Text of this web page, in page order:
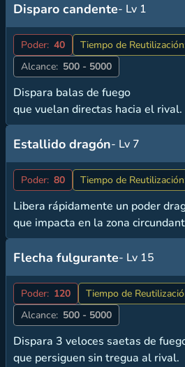
Disparo candente- Lv 1
Poder: 40 Tiempo de
Alcance: 500 - 5000
Dispara balas de fuego
que vuelan directas hacia el rival.
Estallido dragón- Lv 7
Poder: 80 Tiempo de
Libera rápidamente un poder
que impacta en la zona
Flecha fulgurante- Lv 15
Poder: 120 Tiempo de
Alcance: 500 - 5000
Dispara 3 veloces saetas de
que persiguen sin tregua al rival.